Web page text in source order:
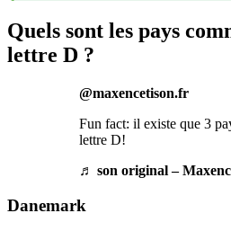
Quels sont les pays
lettre D ?
@maxencetison.fr
Fun fact: il existe que 3
lettre D!
♬ son original –
Danemark